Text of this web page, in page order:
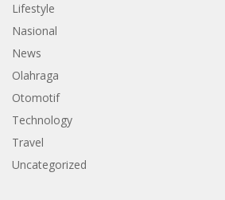
Lifestyle
Nasional
News
Olahraga
Otomotif
Technology
Travel
Uncategorized